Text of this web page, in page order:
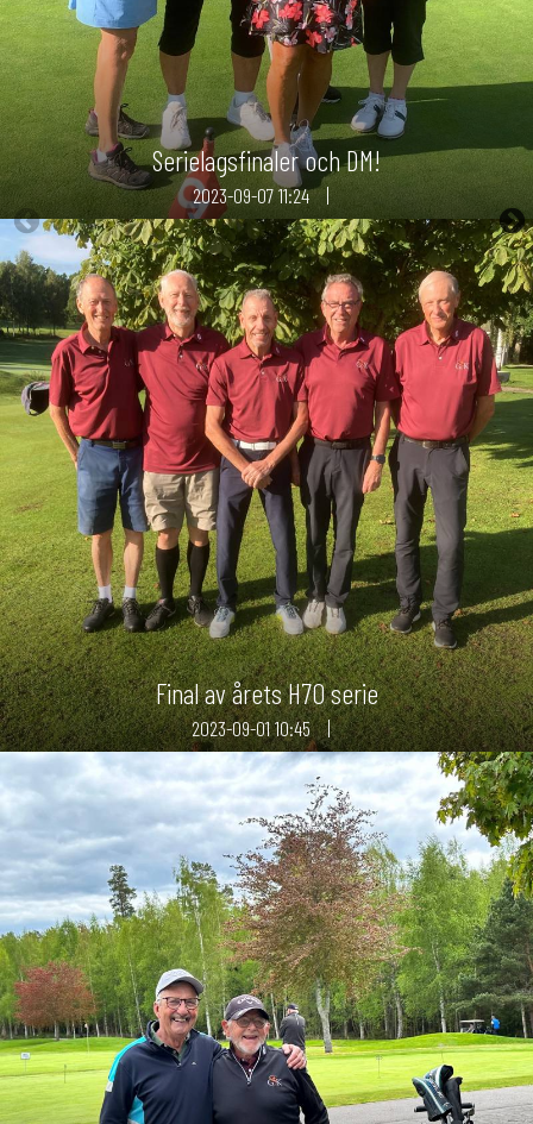
Serielagsfinaler och DM!
2023-09-0711:24
Final av årets H70 serie
2023-09-0110:45